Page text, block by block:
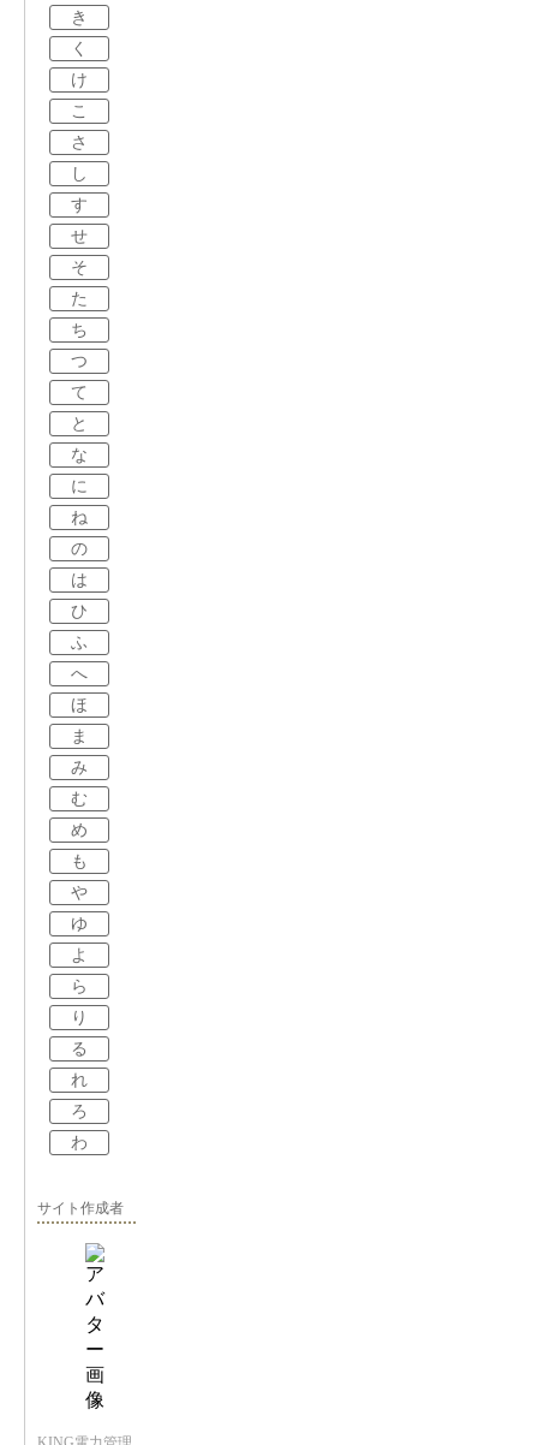
き
く
け
こ
さ
し
す
せ
そ
た
ち
つ
て
と
な
に
ね
の
は
ひ
ふ
へ
ほ
ま
み
む
め
も
や
ゆ
よ
ら
り
る
れ
ろ
わ
サイト作成者